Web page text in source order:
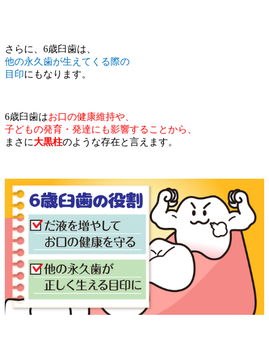
さらに、6歳臼歯は、
他の永久歯が生えてくる際の
目印にもなります。
6歳臼歯はお口の健康維持や、
子どもの発育・発達にも影響することから、
まさに大黒柱のような存在と言えます。